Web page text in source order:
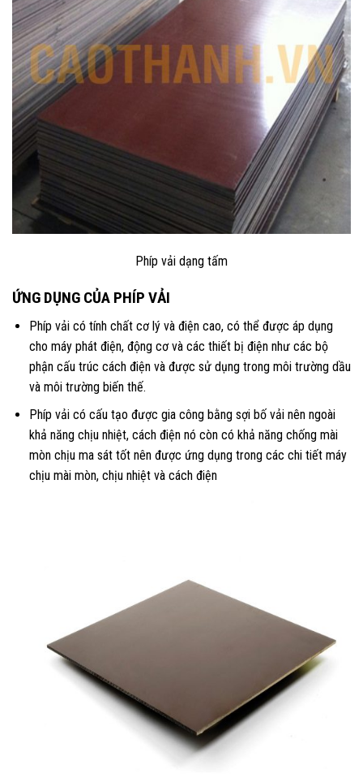
Phíp vải dạng tấm
ỨNG DỤNG CỦA PHÍP VẢI
Phíp vải có tính chất cơ lý và điện cao, có thể được áp dụng
cho máy phát điện, động cơ và các thiết bị điện như các bộ
phận cấu trúc cách điện và được sử dụng trong môi trường dầu
và môi trường biến thế.
Phíp vải có cấu tạo được gia công bằng sợi bố vải nên ngoài
khả năng chịu nhiệt, cách điện nó còn có khả năng chống mài
mòn chịu ma sát tốt nên được ứng dụng trong các chi tiết máy
chịu mài mòn, chịu nhiệt và cách điện